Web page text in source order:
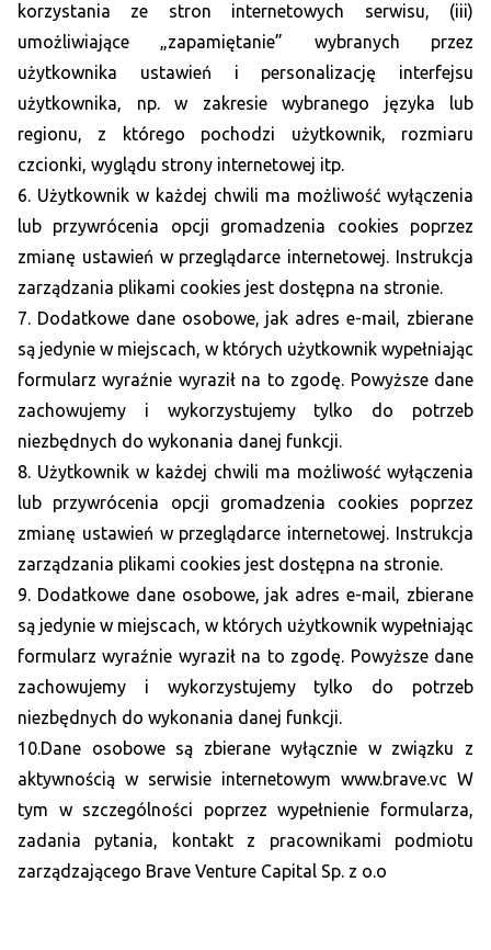
korzystania ze stron internetowych serwisu, (iii)
umożliwiające „zapamiętanie” wybranych przez
użytkownika ustawień i personalizację interfejsu
użytkownika, np. w zakresie wybranego języka lub
regionu, z którego pochodzi użytkownik, rozmiaru
czcionki, wyglądu strony internetowej itp.
6. Użytkownik w każdej chwili ma możliwość wyłączenia
lub przywrócenia opcji gromadzenia cookies poprzez
zmianę ustawień w przeglądarce internetowej. Instrukcja
zarządzania plikami cookies jest dostępna na stronie.
7. Dodatkowe dane osobowe, jak adres e-mail, zbierane
są jedynie w miejscach, w których użytkownik wypełniając
formularz wyraźnie wyraził na to zgodę. Powyższe dane
zachowujemy i wykorzystujemy tylko do potrzeb
niezbędnych do wykonania danej funkcji.
8. Użytkownik w każdej chwili ma możliwość wyłączenia
lub przywrócenia opcji gromadzenia cookies poprzez
zmianę ustawień w przeglądarce internetowej. Instrukcja
zarządzania plikami cookies jest dostępna na stronie.
9. Dodatkowe dane osobowe, jak adres e-mail, zbierane
są jedynie w miejscach, w których użytkownik wypełniając
formularz wyraźnie wyraził na to zgodę. Powyższe dane
zachowujemy i wykorzystujemy tylko do potrzeb
niezbędnych do wykonania danej funkcji.
10.Dane osobowe są zbierane wyłącznie w związku z
aktywnością w serwisie internetowym www.brave.vc W
tym w szczególności poprzez wypełnienie formularza,
zadania pytania, kontakt z pracownikami podmiotu
zarządzającego Brave Venture Capital Sp. z o.o